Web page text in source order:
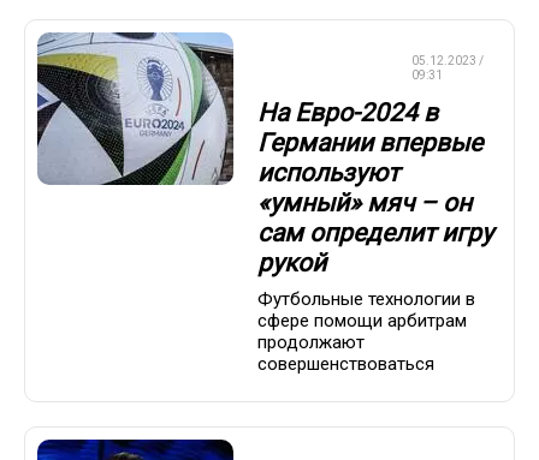
05.12.2023 /
09:31
На Евро-2024 в
Германии впервые
используют
«умный» мяч – он
сам определит игру
рукой
Футбольные технологии в
сфере помощи арбитрам
продолжают
совершенствоваться